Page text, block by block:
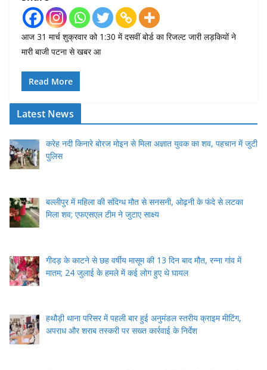
आज 31 मार्च शुक्रवार को 1:30 में दसवीं बोर्ड का रिजल्ट जारी लड़कियों ने
मारी बाजी पटना से खबर आ
Read More
Latest News
करेह नदी किनारे बोरज मोइन से मिला अज्ञात युवक का शव, पहचान में जुटी
पुलिस
बल्लीपुर में महिला की संदिग्ध मौत से सनसनी, ओढ़नी के फंदे से लटका
मिला शव; एफएसएल टीम ने जुटाए साक्ष्य
गीदड़ के काटने से छह वर्षीय मासूम की 13 दिन बाद मौत, रन्ना गांव में
मातम; 24 जुलाई के हमले में कई लोग हुए थे घायल
हथौड़ी थाना परिसर में पहली बार हुई अनुमंडल स्तरीय क्राइम मीटिंग,
अपराध और शराब तस्करी पर सख्त कार्रवाई के निर्देश